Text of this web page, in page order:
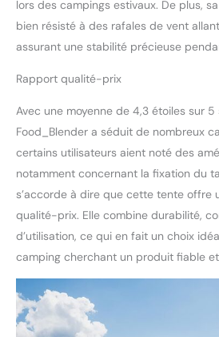
lors des campings estivaux. De plus,
bien résisté à des rafales de vent
assurant une stabilité précieuse
Rapport qualité-prix
Avec une moyenne de 4,3 étoiles sur 5
Food_Blender a séduit de nombreux
certains utilisateurs aient noté des
notamment concernant la fixation du
s’accorde à dire que cette tente offre
qualité-prix. Elle combine durabilité,
d’utilisation, ce qui en fait un choix
camping cherchant un produit fiable